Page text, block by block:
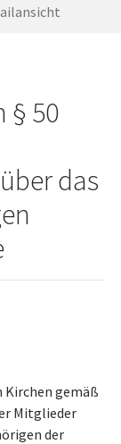
§ 50
das
Kirchen gemäß
Mitglieder
der